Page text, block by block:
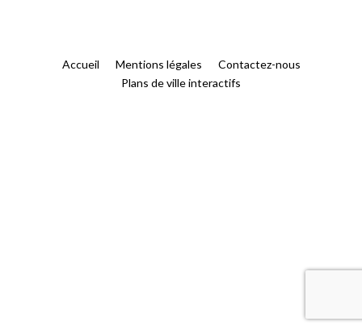
Accueil Mentions légales
Contactez-nous
Plans de ville interactifs